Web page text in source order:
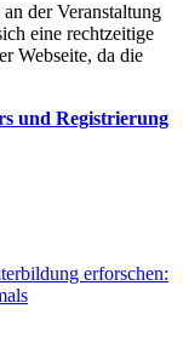
der Veranstaltung
eine rechtzeitige
Webseite, da die
und Registrierung